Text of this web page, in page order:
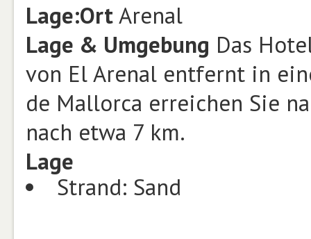
Lage:OrtArenal
Lage & Umgebung Das
von El Arenal entfernt in
de Mallorca erreichen Sie
nach etwa 7 km.
Lage
Strand: Sand